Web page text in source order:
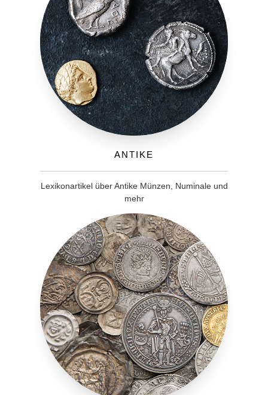
Antike
Lexikonartikel über Antike Münzen, Numinale und
mehr